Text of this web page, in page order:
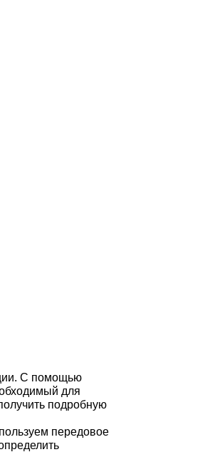
С помощью
для
подробную
передовое